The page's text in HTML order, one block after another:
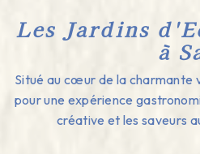
Les Jardins
à
Situé au cœur de la charmante
pour une expérience
créative et les saveurs